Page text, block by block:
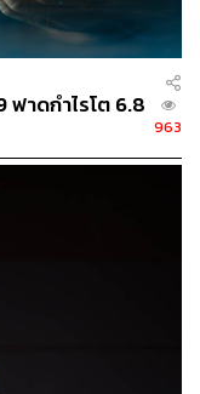
ฟาดกำไรโต 6.8
963